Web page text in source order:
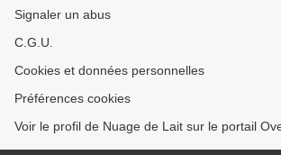
Signaler un abus
C.G.U.
Cookies et données personnelles
Préférences cookies
Voir le profil de Nuage de Lait sur le portail